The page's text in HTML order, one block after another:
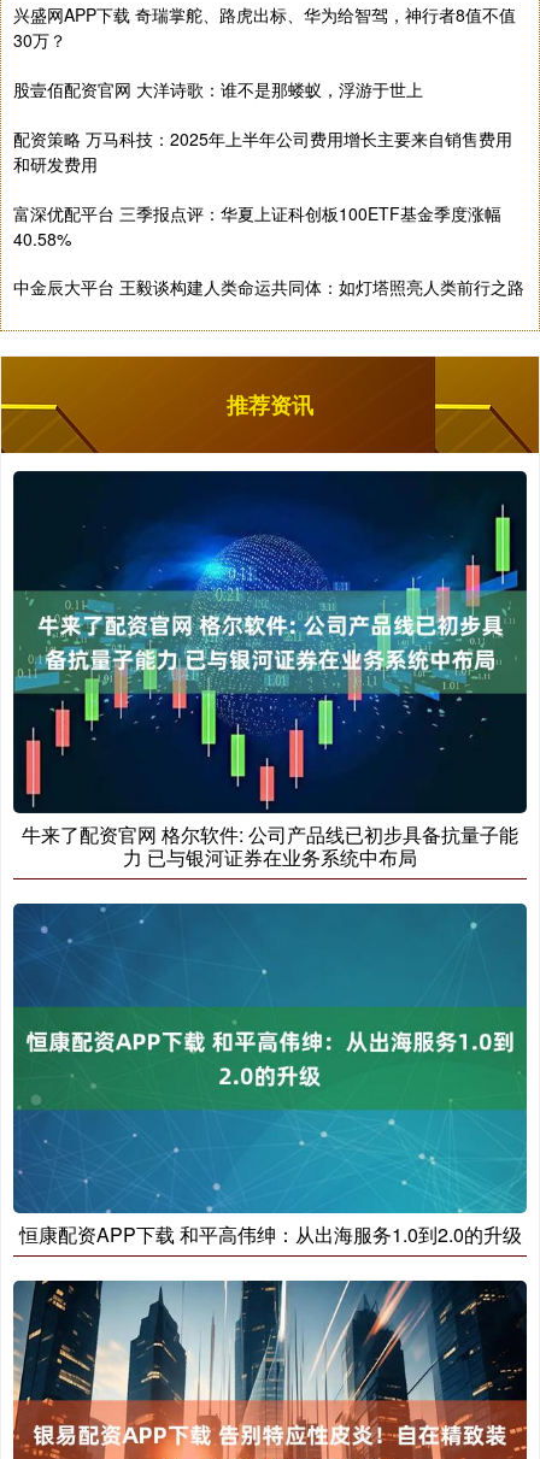
兴盛网APP下载 奇瑞掌舵、路虎出标、华为给智驾，神行者8值不值
30万？
股壹佰配资官网 大洋诗歌：谁不是那蝼蚁，浮游于世上
配资策略 万马科技：2025年上半年公司费用增长主要来自销售费用
和研发费用
富深优配平台 三季报点评：华夏上证科创板100ETF基金季度涨幅
40.58%
中金辰大平台 王毅谈构建人类命运共同体：如灯塔照亮人类前行之路
推荐资讯
牛来了配资官网 格尔软件: 公司产品线已初步具备抗量子能
力 已与银河证券在业务系统中布局
恒康配资APP下载 和平高伟绅：从出海服务1.0到2.0的升级